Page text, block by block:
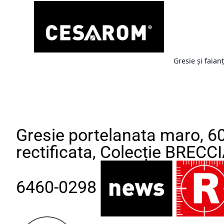
Gresie și
Gresie portelanata maro,
rectificata, Colecție
6460-0298